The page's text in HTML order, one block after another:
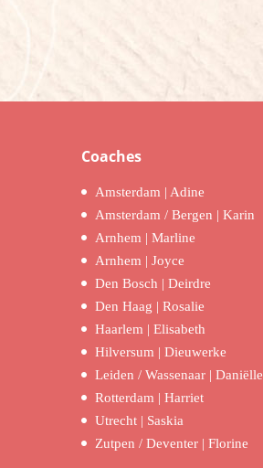
Coaches
Amsterdam | Adine
Amsterdam / Bergen | Karin
Arnhem | Marline
Arnhem | Joyce
Den Bosch | Deirdre
Den Haag | Rosalie
Haarlem | Elisabeth
Hilversum | Dieuwerke
Leiden / Wassenaar | Daniëlle
Rotterdam | Harriet
Utrecht | Saskia
Zutpen / Deventer | Florine